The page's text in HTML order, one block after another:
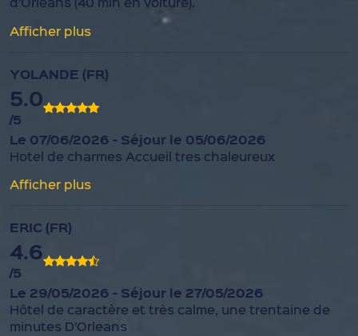
Afficher plus
YOLANDE (FR)
5.0
/5
Le 07/06/2026 - Séjour le 05/06/2026
Hotel de charmes Accueil tres chaleureux
Afficher plus
ERIC (FR)
4.6
/5
Le 29/05/2026 - Séjour le 27/05/2026
Hôtel de caractère et très calme, une trentaine de
minutes D’Orleans